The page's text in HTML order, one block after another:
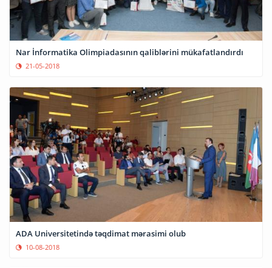
Nar İnformatika Olimpiadasının qaliblərini mükafatlandırdı
21-05-2018
ADA Universitetində təqdimat mərasimi olub
10-08-2018